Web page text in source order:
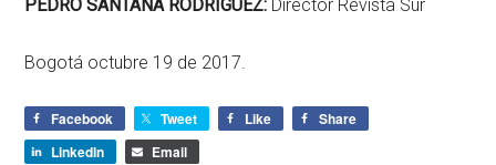
PEDRO SANTANA RODRÍGUEZ: Director Revista Sur
Bogotá octubre 19 de 2017.
Facebook Tweet Like
Share
LinkedIn
Email